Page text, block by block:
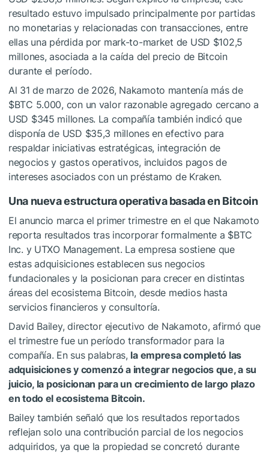
resultado estuvo impulsado principalmente por partidas
no monetarias y relacionadas con transacciones, entre
ellas una pérdida por mark-to-market de USD $102,5
millones, asociada a la caída del precio de Bitcoin
durante el período.
Al 31 de marzo de 2026, Nakamoto mantenía más de
$BTC 5.000, con un valor razonable agregado cercano a
USD $345 millones. La compañía también indicó que
disponía de USD $35,3 millones en efectivo para
respaldar iniciativas estratégicas, integración de
negocios y gastos operativos, incluidos pagos de
intereses asociados con un préstamo de Kraken.
Una nueva estructura operativa basada en Bitcoin
El anuncio marca el primer trimestre en el que Nakamoto
reporta resultados tras incorporar formalmente a $BTC
Inc. y UTXO Management. La empresa sostiene que
estas adquisiciones establecen sus negocios
fundacionales y la posicionan para crecer en distintas
áreas del ecosistema Bitcoin, desde medios hasta
servicios financieros y consultoría.
David Bailey, director ejecutivo de Nakamoto, afirmó que
el trimestre fue un período transformador para la
compañía. En sus palabras, la empresa completó las
adquisiciones y comenzó a integrar negocios que, a su
juicio, la posicionan para un crecimiento de largo plazo
en todo el ecosistema Bitcoin.
Bailey también señaló que los resultados reportados
reflejan solo una contribución parcial de los negocios
adquiridos, ya que la propiedad se concretó durante